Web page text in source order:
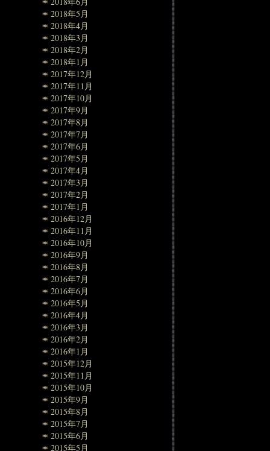
2018年5月
2018年4月
2018年3月
2018年2月
2018年1月
2017年12月
2017年11月
2017年10月
2017年9月
2017年8月
2017年7月
2017年6月
2017年5月
2017年4月
2017年3月
2017年2月
2017年1月
2016年12月
2016年11月
2016年10月
2016年9月
2016年8月
2016年7月
2016年6月
2016年5月
2016年4月
2016年3月
2016年2月
2016年1月
2015年12月
2015年11月
2015年10月
2015年9月
2015年8月
2015年7月
2015年6月
2015年5月